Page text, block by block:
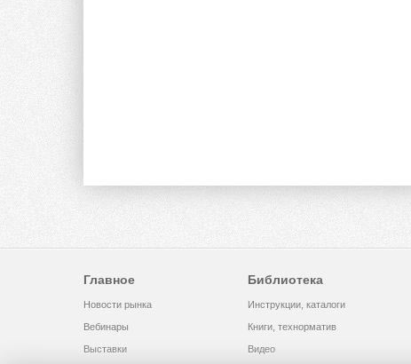
Главное
Новости рынка
Вебинары
Выставки
Библиотека
Инструкции, каталоги
Книги, технорматив
Видео